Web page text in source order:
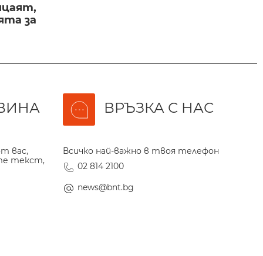
за
вас,
текст,
ВРЪЗКА С НАС
Всичко най-важно в твоя телефон
02 814 2100
news@bnt.bg